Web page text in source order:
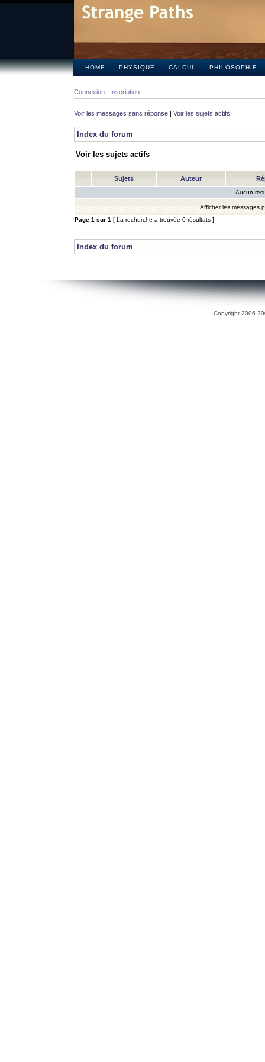
HOME PHYSIQUE CALCUL PHILOSOPHIE
Connexion Inscription
Voir les messages sans réponse | Voir les sujets actifs
Index du forum
Voir les sujets actifs
Sujets Auteur
Aucun
Afficher les messages
Page 1 sur 1 [ La recherche a trouvée 0 résultats ]
Index du forum
Copyright 2006-